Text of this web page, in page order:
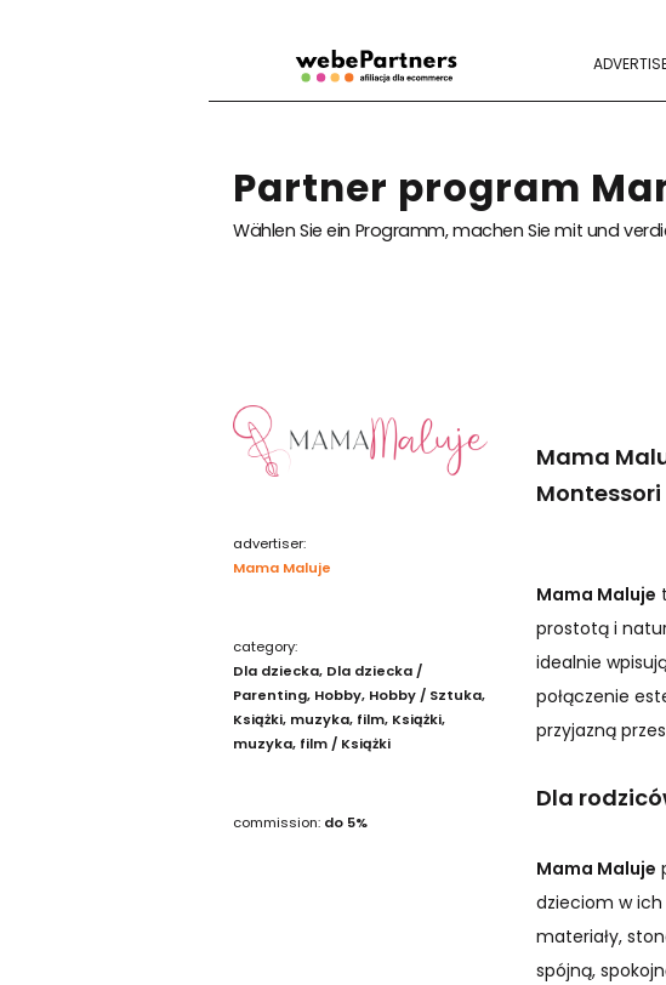
Partner program
Wählen Sie ein Programm, machen Sie mit und
advertiser:
Mama Maluje
category:
Dla dziecka Dla dziecka /
Parenting Hobby Hobby / Sztuka
Książki, muzyka, film Książki,
muzyka, film / Książki
commission: do 5%
Mama
Montessori
Mama Maluje
prostotą i
idealnie
połączenie
przyjazną
Dla
Mama Maluje
dzieciom w
materiały,
spójną,